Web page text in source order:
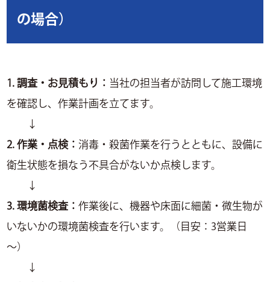
の場合）
1. 調査・お見積もり： 当社の担当者が訪問して施工環境
を確認し、作業計画を立てます。
↓
2. 作業・点検：消毒・殺菌作業を行うとともに、設備に
衛生状態を損なう不具合がないか点検します。
↓
3. 環境菌検査：作業後に、機器や床面に細菌・微生物が
いないかの環境菌検査を行います。（目安：3営業日
～）
↓